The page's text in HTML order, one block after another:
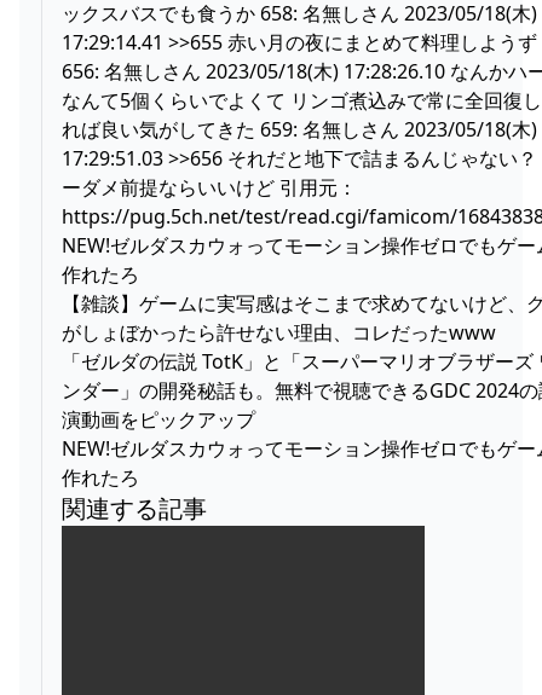
ックスバスでも食うか 658: 名無しさん 2023/05/18(木)
17:29:14.41 >>655 赤い月の夜にまとめて料理しようず
656: 名無しさん 2023/05/18(木) 17:28:26.10 なんかハ
なんて5個くらいでよくて リンゴ煮込みで常に全回復
れば良い気がしてきた 659: 名無しさん 2023/05/18(木)
17:29:51.03 >>656 それだと地下で詰まるんじゃない？
ーダメ前提ならいいけど 引用元：
https://pug.5ch.net/test/read.cgi/famicom/
NEW!ゼルダスカウォってモーション操作ゼロでもゲー
作れたろ
【雑談】ゲームに実写感はそこまで求めてないけど、
がしょぼかったら許せない理由、コレだったwww
「ゼルダの伝説 TotK」と「スーパーマリオブラザーズ
ンダー」の開発秘話も。無料で視聴できるGDC 2024
演動画をピックアップ
NEW!ゼルダスカウォってモーション操作ゼロでもゲー
作れたろ
関連する記事